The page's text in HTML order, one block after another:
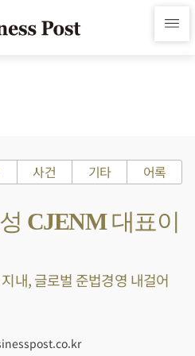
사건 기타 어록
CJENM 대표이
내, 글로벌 준법경영 내걸어